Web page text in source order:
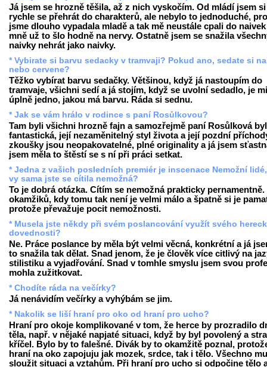
Já jsem se hrozně těšila, až z nich vyskočím. Od mládí jsem
rychle se přehrát do charakterů, ale nebylo to jednoduché,
jsme dlouho vypadala mladě a tak mě neustále cpali do naivek
mně už to šlo hodně na nervy. Ostatně jsem se snažila
naivky nehrát jako naivky.
* Vybirate si barvu sedacky v tramvaji? Pokud ano, sedate si
nebo cervene?
Těžko vybírat barvu sedačky. Většinou, když já nastoupím do
tramvaje, všichni sedí a já stojím, když se uvolní sedadlo, je mi
úplně jedno, jakou má barvu. Ráda si sednu.
* Jak se vám hrálo v rodince s paní Rosůlkovou?
Tam byli všichni hrozně fajn a samozřejmě paní Rosůlková
fantastická, její nezaměnitelný styl života a její pozdní
zkoušky jsou neopakovatelné, plné originality a já jsem
jsem měla to štěstí se s ní při práci setkat.
* Jedna z vašich posledních premiér je inscenace Nemožní
vy sama jste se cítila nemožná?
To je dobrá otázka. Cítím se nemožná prakticky pernamentně.
okamžiků, kdy tomu tak není je velmi málo a špatně si je
protože převažuje pocit nemožnosti.
* Musela jste někdy při svém poslancování využít svého
dovednosti?
Ne. Práce poslance by měla být velmi věcná, konkrétní a já
to snažila tak dělat. Snad jenom, že je člověk více citlivý na
stilistiku a vyjadřování. Snad v tomhle smyslu jsem svou
mohla zužitkovat.
* Chodíte ráda na večírky?
Já nenávidím večírky a vyhýbám se jim.
* Nakolik se liší hraní pro oko od hraní pro ucho?
Hraní pro okoje komplikované v tom, že herce by prozradilo
těla, např. v nějaké napjaté situaci, když by byl povolený a
kříčel. Bylo by to falešné. Divák by to okamžitě poznal,
hraní na oko zapojuju jak mozek, srdce, tak i tělo. Všechno
sloužit situaci a vztahům. Při hraní pro ucho si odpočine tělo